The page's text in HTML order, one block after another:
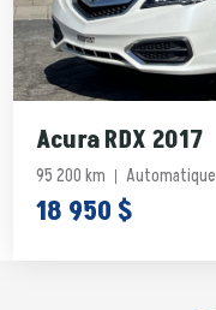
Acura RDX 2017
95 200 km Automatique
18 950 $